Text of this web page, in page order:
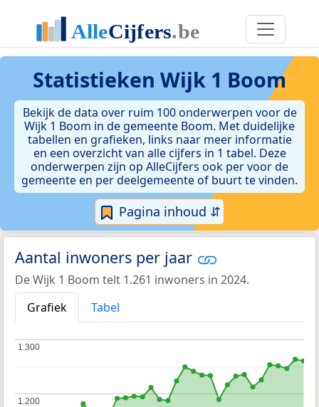
Statistieken Wijk 1 Boom
Bekijk de data over ruim 100 onderwerpen voor de
Wijk 1 Boom in de gemeente Boom. Met duidelijke
tabellen en grafieken, links naar meer informatie
en een overzicht van alle cijfers in 1 tabel. Deze
onderwerpen zijn op AlleCijfers ook per voor de
gemeente en per deelgemeente of buurt te vinden.
Pagina inhoud ⇵
Aantal inwoners per jaar
De Wijk 1 Boom telt 1.261 inwoners in 2024.
Grafiek
Tabel
1.200
1.200
1.300
1.300